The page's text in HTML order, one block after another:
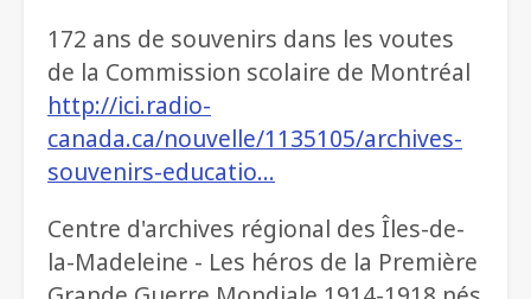
172 ans de souvenirs dans les voutes
de la Commission scolaire de Montréal
http://ici.radio-
canada.ca/nouvelle/1135105/archives-
souvenirs-educatio…
Centre d'archives régional des Îles-de-
la-Madeleine - Les héros de la Première